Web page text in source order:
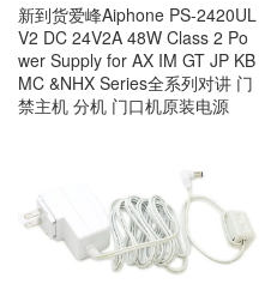
新到货爱峰Aiphone PS-2420UL
V2 DC 24V2A 48W Class 2 Po
wer Supply for AX IM GT JP KB
MC &NHX Series全系列对讲 门
禁主机 分机 门口机原装电源